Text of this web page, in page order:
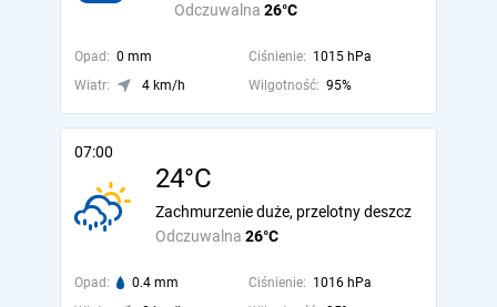
Odczuwalna 26°C
Opad: 0 mm Ciśnienie: 1015 hPa
Wiatr:
4 km/h Wilgotność: 95%
07:00
24°C
Odczuwalna 26°C
Zachmurzenie duże, przelotny deszcz
Opad: 0.4 mm Ciśnienie: 1016 hPa